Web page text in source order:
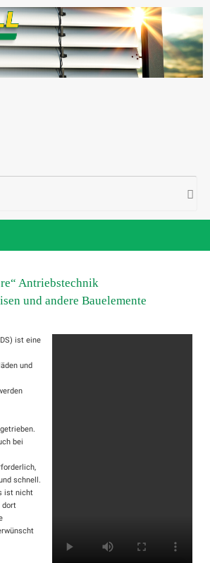
Antriebstechnik
und andere Bauelemente
ist eine
und
bei
schnell.
ist nicht
dort